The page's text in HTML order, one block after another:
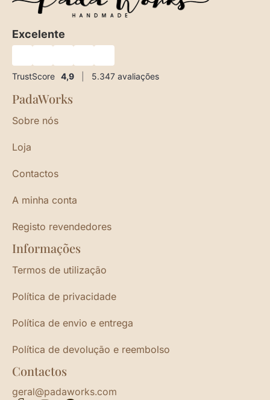
Excelente
TrustScore 4,9 5.347 avaliações
PadaWorks
Sobre nós
Loja
Contactos
A minha conta
Registo revendedores
Informações
Termos de utilização
Política de privacidade
Política de envio e entrega
Política de devolução e reembolso
Contactos
geral@padaworks.com